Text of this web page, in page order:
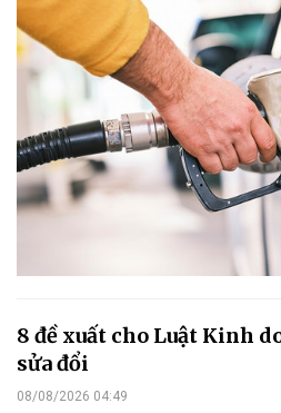
8 đề xuất cho Luật Kinh
sửa đổi
08/08/2026 04:49